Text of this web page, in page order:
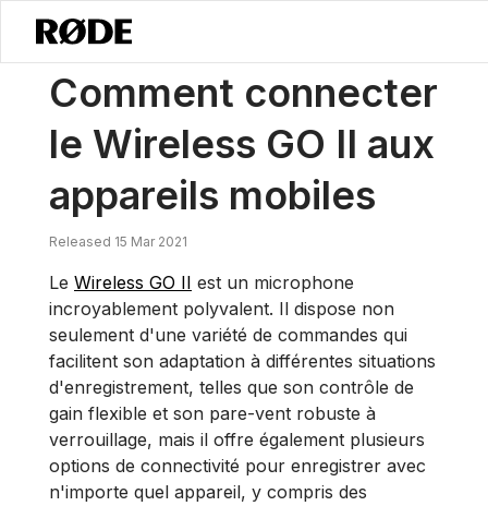
Nouvelles / Comment Connecter Le Wireless GO II Aux Appareils
Comment connecter
le Wireless GO II aux
appareils mobiles
Released 15 Mar 2021
Le Wireless GO II est un microphone
incroyablement polyvalent. Il dispose non
seulement d'une variété de commandes qui
facilitent son adaptation à différentes situations
d'enregistrement, telles que son contrôle de
gain flexible et son pare-vent robuste à
verrouillage, mais il offre également plusieurs
options de connectivité pour enregistrer avec
n'importe quel appareil, y compris des